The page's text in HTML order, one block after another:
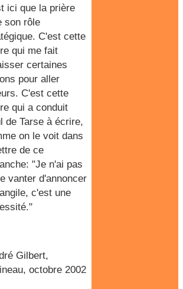
ici que la prière
son rôle
C'est cette
qui me fait
certaines
pour aller
C'est cette
qui a conduit
de Tarse à écrire,
on le voit dans
de ce
"Je n'ai pas
vanter d'annoncer
c'est une
Gilbert,
octobre 2002